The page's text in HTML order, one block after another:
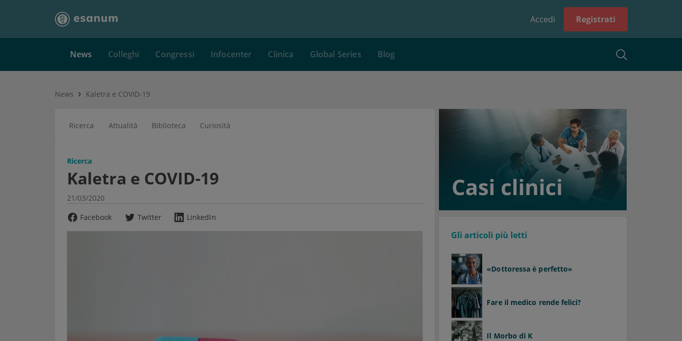
Accedi Registrati
News Colleghi Congressi Infocenter Clinica Global Series Blog
News Kaletra e COVID-19
Ricerca Attualità Biblioteca Curiosità
Ricerca
Kaletra e COVID-19
21/03/2020
Facebook
Twitter LinkedIn
Gli articoli più letti
«Dottoressa è perfetto»
Fare il medico rende felici?
Il Morbo di K